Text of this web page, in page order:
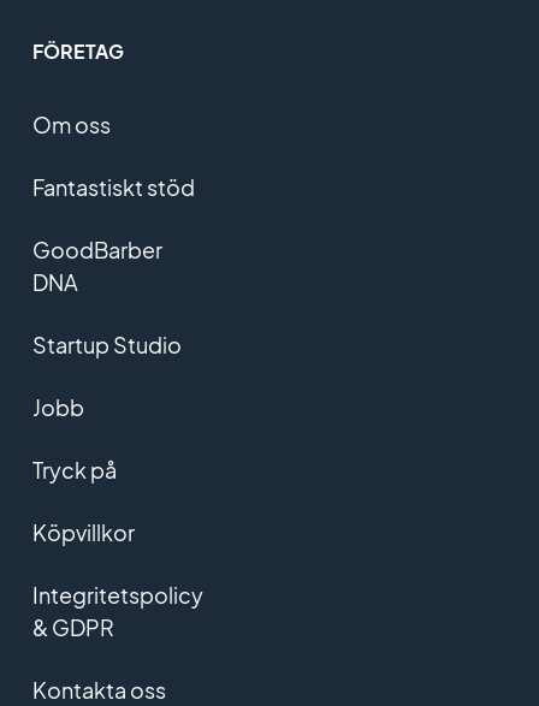
FÖRETAG
Om oss
Fantastiskt stöd
GoodBarber
DNA
Startup Studio
Jobb
Tryck på
Köpvillkor
Integritetspolicy
& GDPR
Kontakta oss